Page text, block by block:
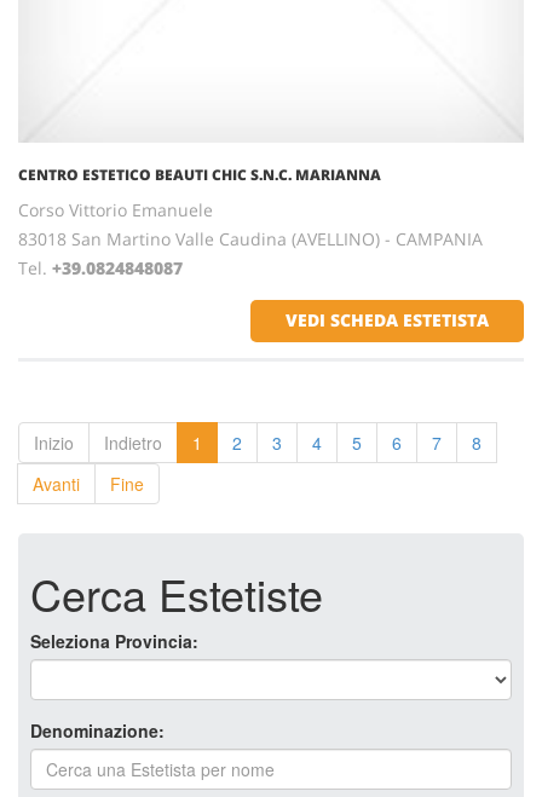
CENTRO ESTETICO BEAUTI CHIC S.N.C. MARIANNA
Corso Vittorio Emanuele
83018 San Martino Valle Caudina (AVELLINO) - CAMPANIA
Tel. +39.0824848087
VEDI SCHEDA ESTETISTA
Inizio Indietro 1 2 3 4 5 6 7
8
Avanti
Fine
Cerca Estetiste
Seleziona Provincia:
Denominazione: